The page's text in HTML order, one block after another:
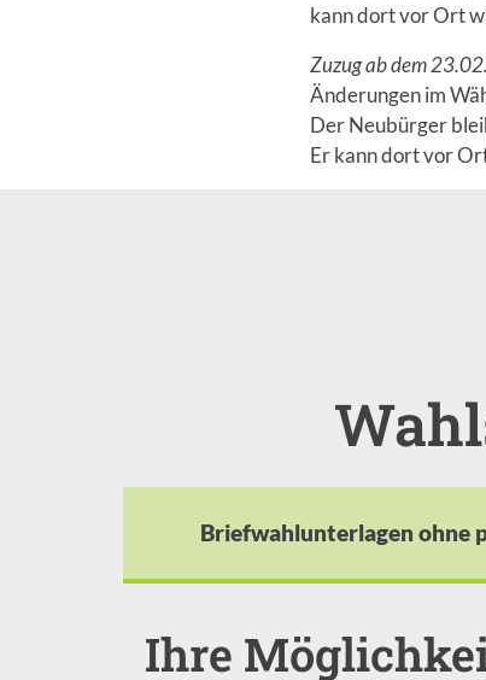
kann dort vor Ort
Zuzug ab dem
Änderungen im
Der Neubürger
Er kann dort vor
Briefwahlunterlagen ohne
Ihre